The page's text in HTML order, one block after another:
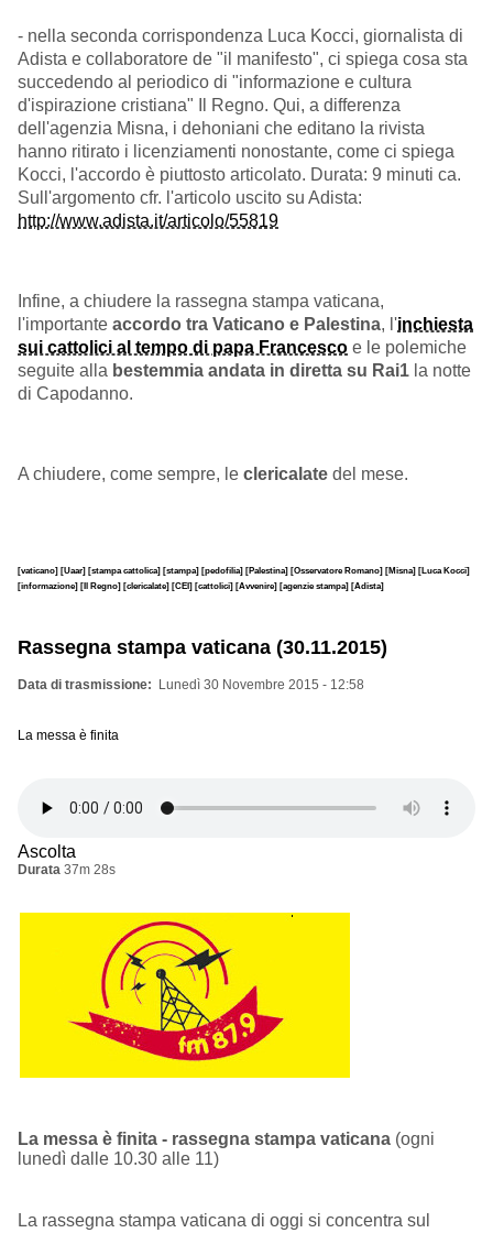
- nella seconda corrispondenza Luca Kocci, giornalista di
Adista e collaboratore de "il manifesto", ci spiega cosa sta
succedendo al periodico di "informazione e cultura
d'ispirazione cristiana" Il Regno. Qui, a differenza
dell'agenzia Misna, i dehoniani che editano la rivista
hanno ritirato i licenziamenti nonostante, come ci spiega
Kocci, l'accordo è piuttosto articolato. Durata: 9 minuti ca.
Sull'argomento cfr. l'articolo uscito su Adista:
http://www.adista.it/articolo/55819
Infine, a chiudere la rassegna stampa vaticana,
l'importante accordo tra Vaticano e Palestina, l'inchiesta
sui cattolici al tempo di papa Francesco e le polemiche
seguite alla bestemmia andata in diretta su Rai1 la notte
di Capodanno.
A chiudere, come sempre, le clericalate del mese.
[vaticano] [Uaar] [stampa cattolica] [stampa] [pedofilia] [Palestina] [Osservatore Romano] [Misna] [Luca Kocci]
[informazione] [Il Regno] [clericalate] [CEI] [cattolici] [Avvenire] [agenzie stampa] [Adista]
Rassegna stampa vaticana (30.11.2015)
Data di trasmissione Lunedì 30 Novembre 2015 - 12:58
La messa è finita
Ascolta
Durata 37m 28s
La messa è finita - rassegna stampa vaticana (ogni
lunedì dalle 10.30 alle 11)
La rassegna stampa vaticana di oggi si concentra sul